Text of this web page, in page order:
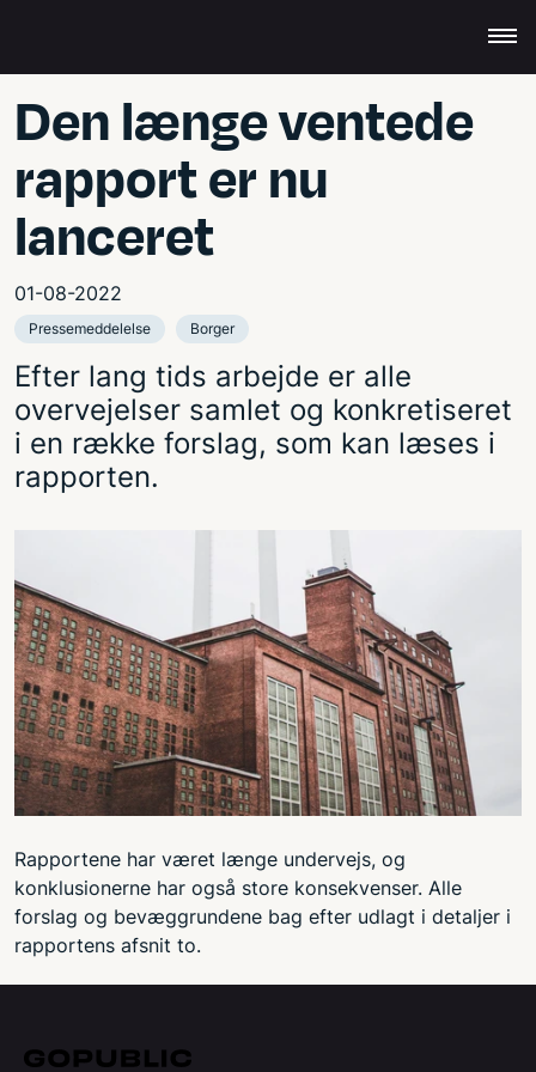
Den længe ventede
rapport er nu
lanceret
01-08-2022
Pressemeddelelse Borger
Efter lang tids arbejde er alle
overvejelser samlet og konkretiseret
i en række forslag, som kan læses i
rapporten.
Rapportene har været længe undervejs, og
konklusionerne har også store konsekvenser. Alle
forslag og bevæggrundene bag efter udlagt i detaljer i
rapportens afsnit to.